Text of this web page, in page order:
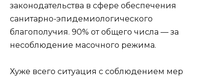
законодательства в сфере обеспечения
санитарно-эпидемиологического
благополучия. 90% от общего числа — за
несоблюдение масочного режима.
Хуже всего ситуация с соблюдением мер